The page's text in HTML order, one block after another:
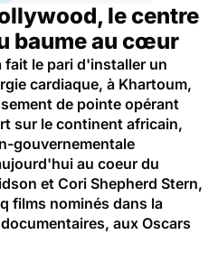
le centre
baume au cœur
fait le pari d'installer un
cardiaque, à Khartoum,
de pointe opérant
sur le continent africain,
gouvernementale
au coeur du
et Cori Shepherd Stern,
films nominés dans la
aux Oscars